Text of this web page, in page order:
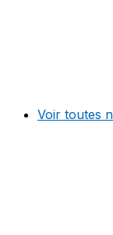
Voir toutes